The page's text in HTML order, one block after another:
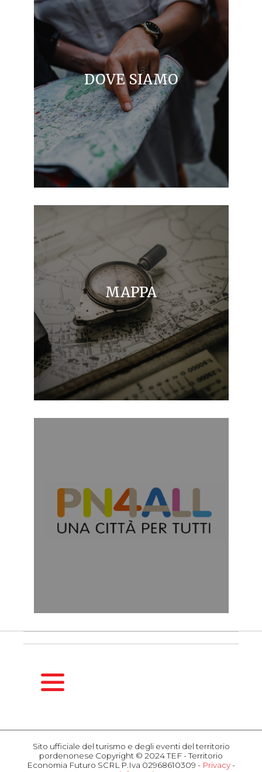
DOVE SIAMO
MAPPA
STAGIONALE
Primavera
Sito ufficiale del turismo e degli eventi del territorio
pordenonese Copyright © 2024 TEF - Territorio
Economia Futuro SCRL P.Iva 02968610309 - Privacy -